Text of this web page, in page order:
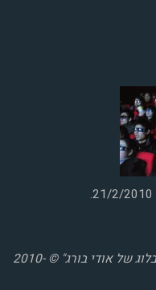
כל הזכויות שמורות "מבקר המדינה - הבלוג של אודי בורג" © 2010-